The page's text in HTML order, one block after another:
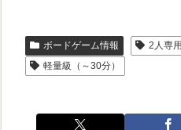
ボードゲーム情報 2人専用
軽量級（～30分）